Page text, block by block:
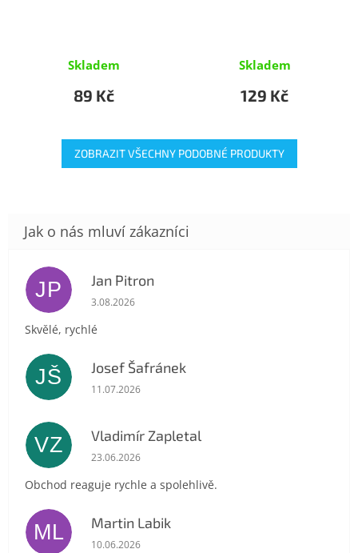
Skladem
89 Kč
Skladem
129 Kč
ZOBRAZIT VŠECHNY PODOBNÉ PRODUKTY
JP Jan Pitron
Hodnocení obchodu je 5 z 5 hvězdiček.
3.08.2026
Skvělé, rychlé
JŠ Josef Šafránek
Hodnocení obchodu je 5 z 5 hvězdiček.
11.07.2026
VZ Vladimír Zapletal
Hodnocení obchodu je 5 z 5 hvězdiček.
23.06.2026
Obchod reaguje rychle a spolehlivě.
ML Martin Labik
Hodnocení obchodu je 5 z 5 hvězdiček.
10.06.2026